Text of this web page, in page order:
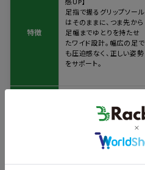
特徴
感UP】
足指で握るグリップソール
はそのままに、つま先から
足幅までゆとりを持たせ
たワイド設計。幅広の足で
も圧迫感なく、正しい姿勢
をサポート。
・足幅が広い方
・日常使いがメインの方